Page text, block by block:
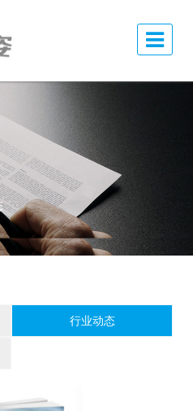
行业动态